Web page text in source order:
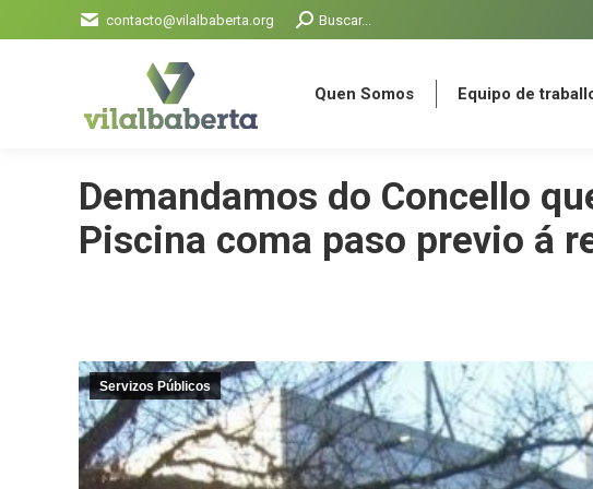
contacto@vilalbaberta.org Search:Buscar...
Quen Somos Equipo de
Demandamos do Concello
Piscina coma paso previo á
Servizos Públicos
Quen Somos Equipo de